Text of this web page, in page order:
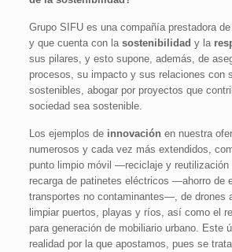
Grupo SIFU es una compañía prestadora
y que cuenta con lasostenibilidady la
sus pilares, y esto supone, además, de
procesos, su impacto y sus relaciones con
sostenibles, abogar por proyectos que
sociedad sea sostenible.
Los ejemplos de innovaciónen nuestra
numerosos y cada vez más extendidos,
punto limpio móvil —reciclaje y
recarga de patinetes eléctricos —ahorro de
transportes no contaminantes—, de drones
limpiar puertos, playas y ríos, así como el
para generación de mobiliario urbano. Este
realidad por la que apostamos, pues se